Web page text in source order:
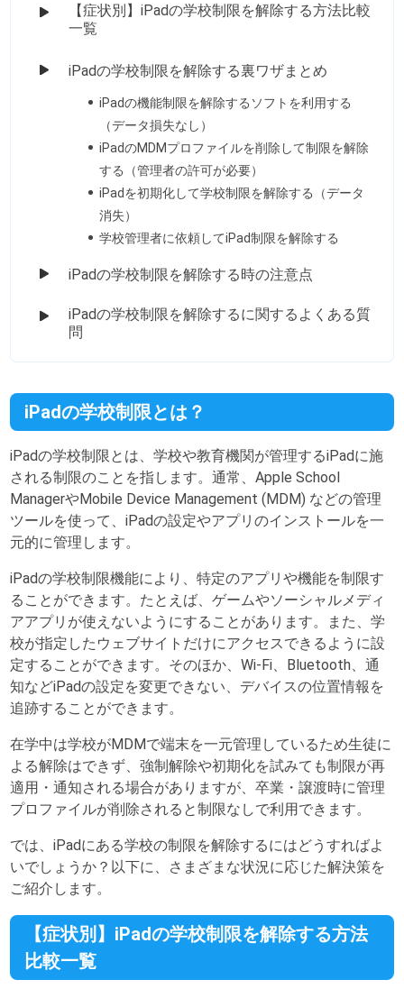
【症状別】iPadの学校制限を解除する方法比較
一覧
iPadの学校制限を解除する裏ワザまとめ
iPadの機能制限を解除するソフトを利用する
（データ損失なし）
iPadのMDMプロファイルを削除して制限を解除
する（管理者の許可が必要）
iPadを初期化して学校制限を解除する（データ
消失）
学校管理者に依頼してiPad制限を解除する
iPadの学校制限を解除する時の注意点
iPadの学校制限を解除するに関するよくある質
問
iPadの学校制限とは？
iPadの学校制限とは、学校や教育機関が管理するiPadに施
される制限のことを指します。通常、Apple School
ManagerやMobile Device Management (MDM) などの管理
ツールを使って、iPadの設定やアプリのインストールを一
元的に管理します。
iPadの学校制限機能により、特定のアプリや機能を制限す
ることができます。たとえば、ゲームやソーシャルメディ
アアプリが使えないようにすることがあります。また、学
校が指定したウェブサイトだけにアクセスできるように設
定することができます。そのほか、Wi-Fi、Bluetooth、通
知などiPadの設定を変更できない、デバイスの位置情報を
追跡することができます。
在学中は学校がMDMで端末を一元管理しているため生徒に
よる解除はできず、強制解除や初期化を試みても制限が再
適用・通知される場合がありますが、卒業・譲渡時に管理
プロファイルが削除されると制限なしで利用できます。
では、iPadにある学校の制限を解除するにはどうすればよ
いでしょうか？以下に、さまざまな状況に応じた解決策を
ご紹介します。
【症状別】iPadの学校制限を解除する方法
比較一覧